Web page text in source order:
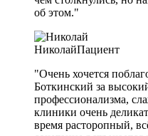
об этом."
НиколайПациент
"Очень хочется
Боткинский за
профессионализма,
клиники очень
время расторопный,